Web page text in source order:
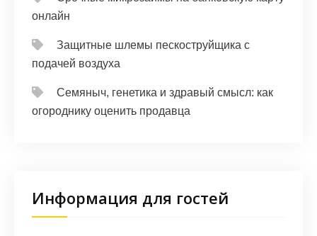
онлайн
Защитные шлемы пескоструйщика с
подачей воздуха
Семяныч, генетика и здравый смысл: как
огороднику оценить продавца
Информация для гостей